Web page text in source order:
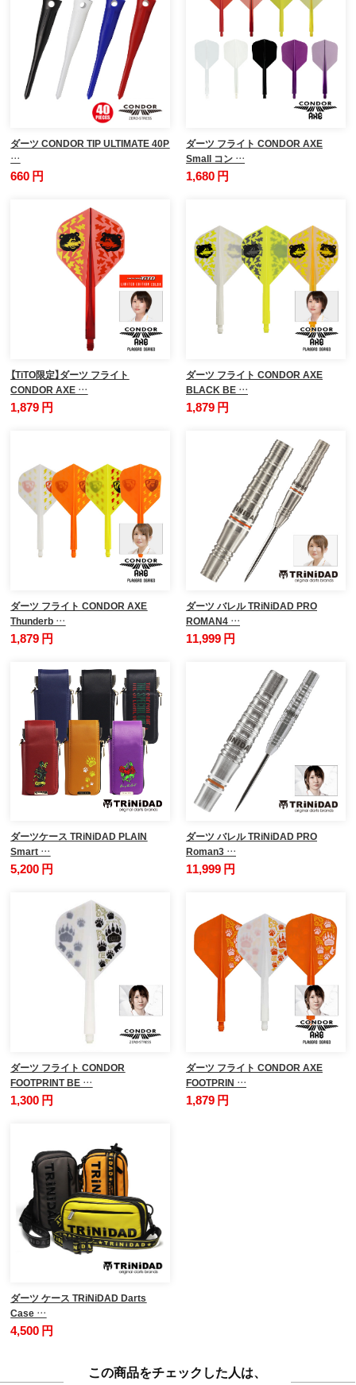
ダーツ CONDOR TIP ULTIMATE 40P
…
660 円
ダーツ フライト CONDOR AXE
Small コン …
1,680 円
【TiTO限定】ダーツ フライト
CONDOR AXE …
1,879 円
ダーツ フライト CONDOR AXE
BLACK BE …
1,879 円
ダーツ フライト CONDOR AXE
Thunderb …
1,879 円
ダーツ バレル TRiNiDAD PRO
ROMAN4 …
11,999 円
ダーツケース TRiNiDAD PLAIN
Smart …
5,200 円
ダーツ バレル TRiNiDAD PRO
Roman3 …
11,999 円
ダーツ フライト CONDOR
FOOTPRINT BE …
1,300 円
ダーツ フライト CONDOR AXE
FOOTPRIN …
1,879 円
ダーツ ケース TRiNiDAD Darts
Case …
4,500 円
この商品をチェックした人は、